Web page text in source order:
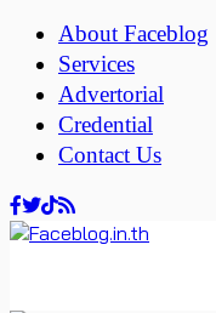
About Faceblog
Services
Advertorial
Credential
Contact Us